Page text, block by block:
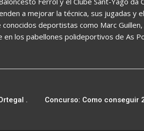
a mejorar la técnica, sus jugadas y
deportistas como Marc
en los pabellones polideportivos de As
.
Concurso: Como conseguir